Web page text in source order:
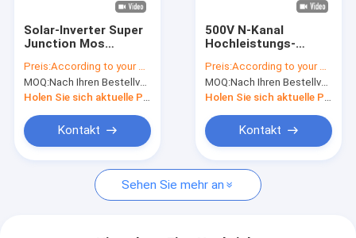
Qualitätskontrolle
Kontakt mit uns
Rechtssachen
Solar-Inverter Super
Junction Mos
Mosfet für
Ladehaufen
Preis:According to your order requirement
MOQ:Nach Ihren Bestellvorgaben
Holen Sie sich aktuelle Preis
Kontakt
500V N-Kanal
Hochleistungs-
Metalloxid-Halbleiter
Preis:According to your order requirement
MOQ:Nach Ihren Bestellvorgaben
Holen Sie sich aktuelle Preis
Kontakt
Sehen Sie mehr an